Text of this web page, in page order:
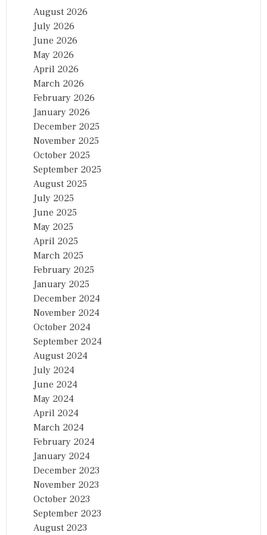
August 2026
July 2026
June 2026
May 2026
April 2026
March 2026
February 2026
January 2026
December 2025
November 2025
October 2025
September 2025
August 2025
July 2025
June 2025
May 2025
April 2025
March 2025
February 2025
January 2025
December 2024
November 2024
October 2024
September 2024
August 2024
July 2024
June 2024
May 2024
April 2024
March 2024
February 2024
January 2024
December 2023
November 2023
October 2023
September 2023
August 2023